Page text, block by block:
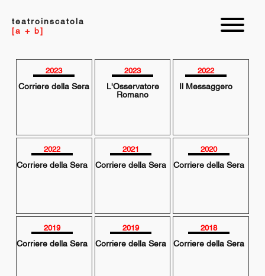
teatroinscatola
[a + b]
2023
Corriere della Sera
2023
L'Osservatore
Romano
2022
Il Messaggero
2022
Corriere della Sera
2021
Corriere della Sera
2020
Corriere della Sera
2019
Corriere della Sera
2019
Corriere della Sera
2018
Corriere della Sera